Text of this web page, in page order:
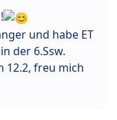
und habe ET
der 6.Ssw.
12.2, freu mich